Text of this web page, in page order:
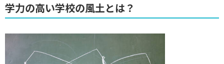
学力の高い学校の風土とは？